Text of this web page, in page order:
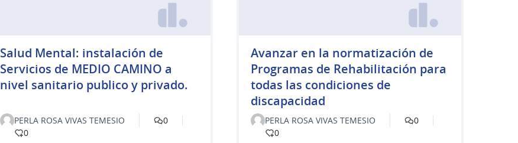
Salud Mental: instalación de
Servicios de MEDIO CAMINO a
nivel sanitario publico y privado.
PERLA ROSA VIVAS TEMESIO
0
0
Avanzar en la normatización de
Programas de Rehabilitación para
todas las condiciones de
discapacidad
PERLA ROSA VIVAS TEMESIO
0
0